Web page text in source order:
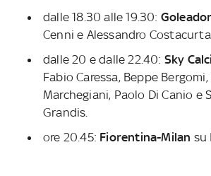
dalle 18.30 alle 19.30: Goleador
Cenni e Alessandro Costacurta
dalle 20 e dalle 22.40: Sky
Fabio Caressa, Beppe
Marchegiani, Paolo Di Canio e
Grandis.
ore 20.45: Fiorentina-Milan su